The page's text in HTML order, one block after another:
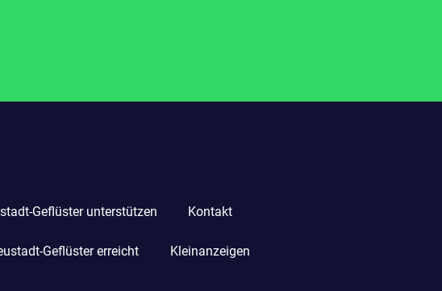
Geflüster unterstützen Kontakt
Geflüster erreicht Kleinanzeigen